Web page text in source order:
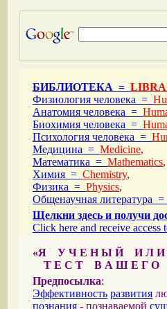
БИБЛИОТЕКА =
Физиология человека =
Анатомия человека =
Биохимия человека =
Психология человека =
Медицина = Medicine,
Математика = Mathematics,
Химия = Chemistry,
Физика = Physics,
Общенаучная литература =
Щелкни здесь и получи
Click here and receive
«Я У Ч Е Н Ы Й И Л И .
Т Е С Т В А Ш Е Г О
Предпосылка:
Эффективность развития
познания - познаваемой